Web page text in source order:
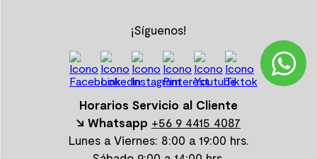
¡Síguenos!
Horarios Servicio al Cliente
↘ Whatsapp +56 9 4415 4087
Lunes a Viernes: 8:00 a 19:00 hrs.